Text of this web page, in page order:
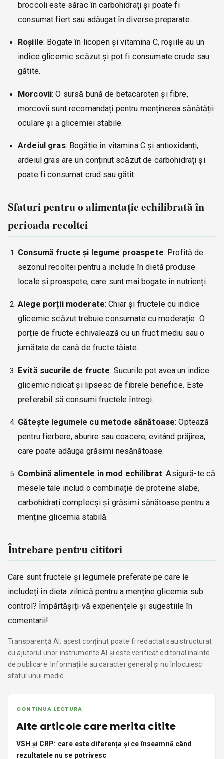
broccoli este sărac în carbohidrați și poate fi
consumat fiert sau adăugat în diverse preparate.
Roșiile: Bogate în licopen și vitamina C, roșiile au un
indice glicemic scăzut și pot fi consumate crude sau
gătite.
Morcovii: O sursă bună de betacaroten și fibre,
morcovii sunt recomandați pentru menținerea sănătății
oculare și a glicemiei stabile.
Ardeiul gras: Bogăție în vitamina C și antioxidanți,
ardeiul gras are un conținut scăzut de carbohidrați și
poate fi consumat crud sau gătit.
Sfaturi pentru o alimentație echilibrată în
perioada recoltei
Consumă fructe și legume proaspete: Profită de
sezonul recoltei pentru a include în dietă produse
locale și proaspete, care sunt mai bogate în nutrienți.
Alege porții moderate: Chiar și fructele cu indice
glicemic scăzut trebuie consumate cu moderație. O
porție de fructe echivalează cu un fruct mediu sau o
jumătate de cană de fructe tăiate.
Evită sucurile de fructe: Sucurile pot avea un indice
glicemic ridicat și lipsesc de fibrele benefice. Este
preferabil să consumi fructele întregi.
Gătește legumele cu metode sănătoase: Optează
pentru fierbere, aburire sau coacere, evitând prăjirea,
care poate adăuga grăsimi nesănătoase.
Combină alimentele în mod echilibrat: Asigură-te că
mesele tale includ o combinație de proteine slabe,
carbohidrați complecși și grăsimi sănătoase pentru a
menține glicemia stabilă.
Întrebare pentru cititori
Care sunt fructele și legumele preferate pe care le
includeți în dieta zilnică pentru a menține glicemia sub
control? Împărtășiți-vă experiențele și sugestiile în
comentarii!
Transparență AI: acest conținut poate fi redactat sau structurat
cu ajutorul unor instrumente AI și este verificat editorial înainte
de publicare. Informațiile au caracter general și nu înlocuiesc
sfatul unui medic.
CONTINUA LECTURA
Alte articole care merita citite
VSH și CRP: care este diferența și ce înseamnă când
rezultatele nu se potrivesc